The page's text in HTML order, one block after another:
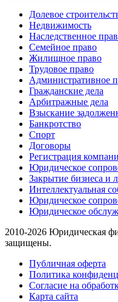
Долевое
Недвижимость
Наследственное
Семейное право
Жилищное право
Трудовое право
Административное
Гражданские дела
Арбитражные дела
Взыскание
Банкротство
Спорт
Договоры
Регистрация
Юридическое
Закрытие бизнеса и
Интеллектуальная
Юридическое
Юридическое
2010-2026 Юридическая
защищены.
Публичная оферта
Политика
Согласие на
Карта сайта